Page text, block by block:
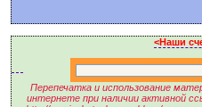
<Наши
Перепечатка и использование
интернете при наличии активной